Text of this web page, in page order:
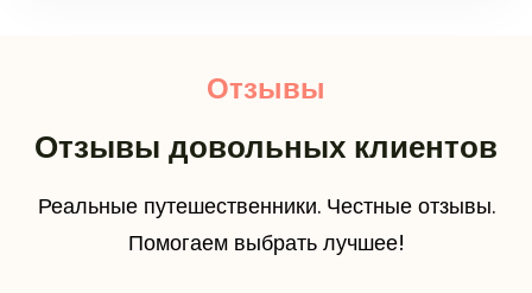
Отзывы
Отзывы довольных клиентов
Реальные путешественники. Честные отзывы.
Помогаем выбрать лучшее!